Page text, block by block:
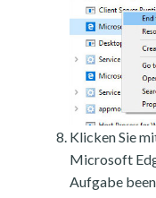
Klicken Sie
Microsoft
Aufgabe